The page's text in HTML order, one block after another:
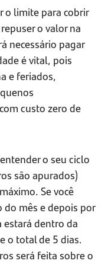
o limite para cobrir
o valor na
necessário pagar
é vital, pois
e feriados,
custo zero de
o seu ciclo
são apurados)
Se você
mês e depois por
estará dentro da
o total de 5 dias.
será feita sobre o